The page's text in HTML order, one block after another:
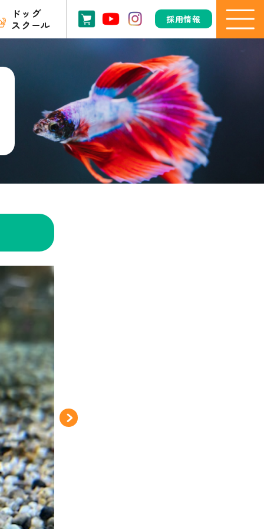
ドッグ
スクール
採用情報